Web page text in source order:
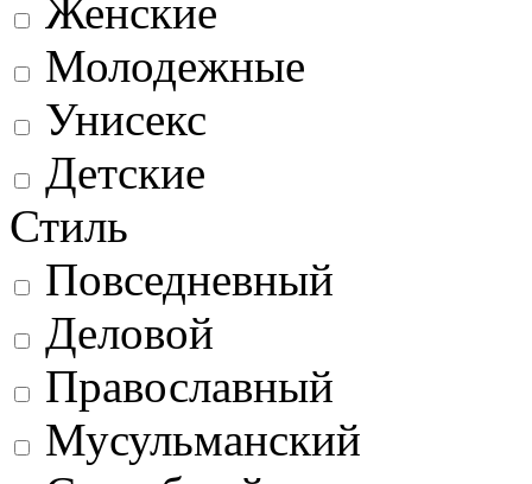
Женские
Молодежные
Унисекс
Детские
Стиль
Повседневный
Деловой
Православный
Мусульманский